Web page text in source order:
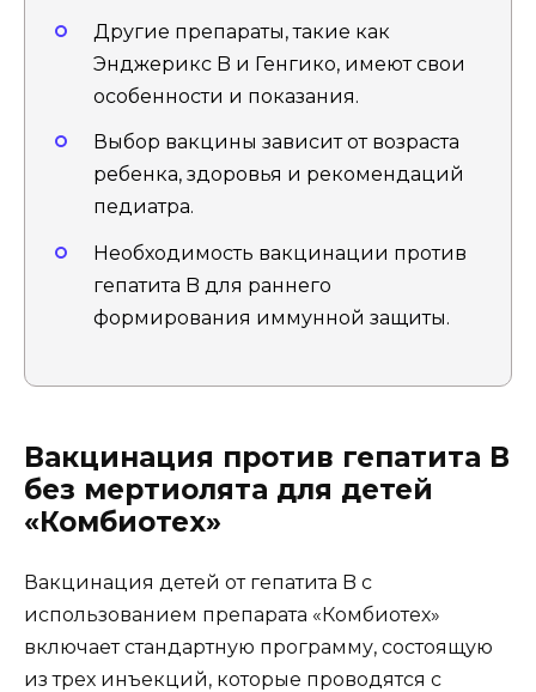
Другие препараты, такие как
Энджерикс B и Генгико, имеют свои
особенности и показания.
Выбор вакцины зависит от возраста
ребенка, здоровья и рекомендаций
педиатра.
Необходимость вакцинации против
гепатита B для раннего
формирования иммунной защиты.
Вакцинация против гепатита В
без мертиолята для детей
«Комбиотех»
Вакцинация детей от гепатита B с
использованием препарата «Комбиотех»
включает стандартную программу, состоящую
из трех инъекций, которые проводятся с